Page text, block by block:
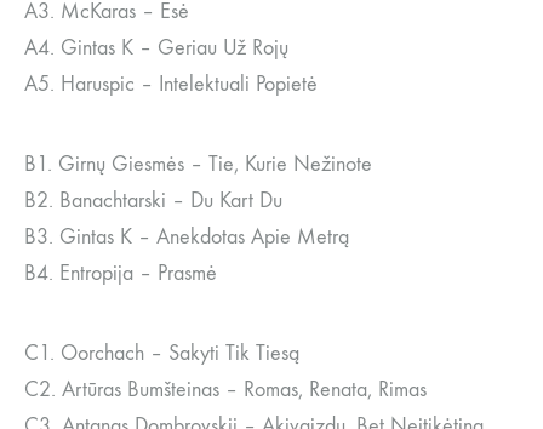
A3. McKaras – Esė
A4. Gintas K – Geriau Už Rojų
A5. Haruspic – Intelektuali Popietė
B1. Girnų Giesmės – Tie, Kurie Nežinote
B2. Banachtarski – Du Kart Du
B3. Gintas K – Anekdotas Apie Metrą
B4. Entropija – Prasmė
C1. Oorchach – Sakyti Tik Tiesą
C2. Artūras Bumšteinas – Romas, Renata, Rimas